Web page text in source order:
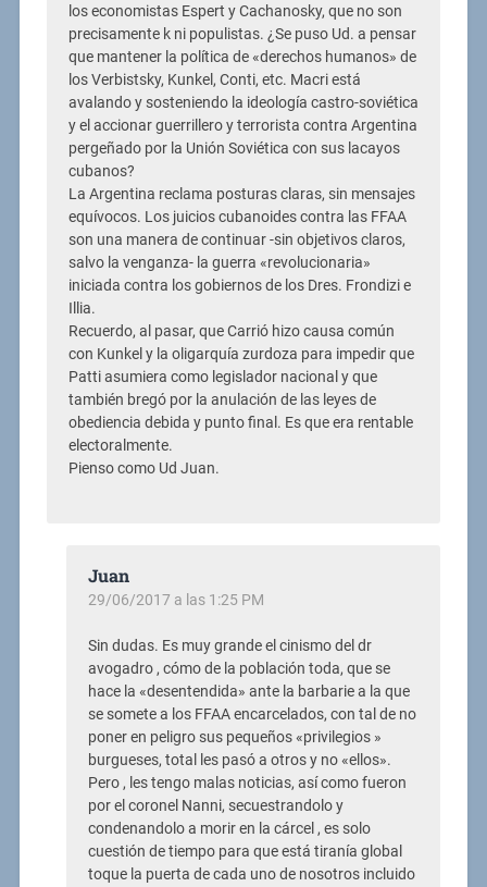
los economistas Espert y Cachanosky, que no son
precisamente k ni populistas. ¿Se puso Ud. a pensar
que mantener la política de «derechos humanos» de
los Verbistsky, Kunkel, Conti, etc. Macri está
avalando y sosteniendo la ideología castro-soviética
y el accionar guerrillero y terrorista contra Argentina
pergeñado por la Unión Soviética con sus lacayos
cubanos?
La Argentina reclama posturas claras, sin mensajes
equívocos. Los juicios cubanoides contra las FFAA
son una manera de continuar -sin objetivos claros,
salvo la venganza- la guerra «revolucionaria»
iniciada contra los gobiernos de los Dres. Frondizi e
Illia.
Recuerdo, al pasar, que Carrió hizo causa común
con Kunkel y la oligarquía zurdoza para impedir que
Patti asumiera como legislador nacional y que
también bregó por la anulación de las leyes de
obediencia debida y punto final. Es que era rentable
electoralmente.
Pienso como Ud Juan.
Juan
29/06/2017 a las 1:25 PM
Sin dudas. Es muy grande el cinismo del dr
avogadro , cómo de la población toda, que se
hace la «desentendida» ante la barbarie a la que
se somete a los FFAA encarcelados, con tal de no
poner en peligro sus pequeños «privilegios »
burgueses, total les pasó a otros y no «ellos».
Pero , les tengo malas noticias, así como fueron
por el coronel Nanni, secuestrandolo y
condenandolo a morir en la cárcel , es solo
cuestión de tiempo para que está tiranía global
toque la puerta de cada uno de nosotros incluido